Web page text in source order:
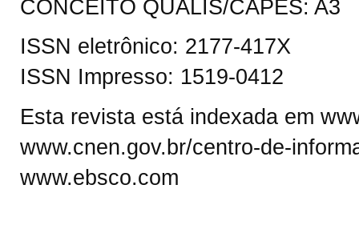
CONCEITO QUALIS/CAPES: A3
ISSN eletrônico: 2177-417X
ISSN Impresso: 1519-0412
Esta revista está indexada em
www.cnen.gov.br/centro-de-
www.ebsco.com